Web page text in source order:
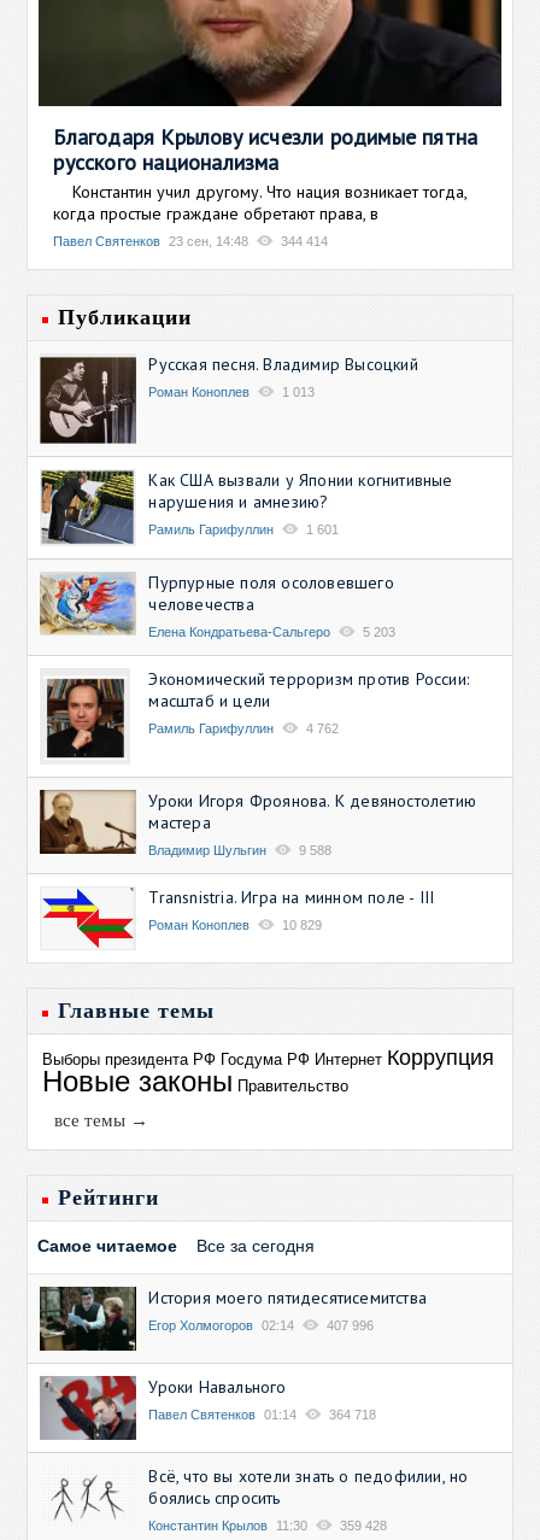
Благодаря Крылову исчезли родимые пятна
русского национализма
Константин учил другому. Что нация возникает тогда,
когда простые граждане обретают права, в
Павел Святенков 23 сен, 14:48 344 414
Публикации
Русская песня. Владимир Высоцкий
Роман Коноплев 1 013
Как США вызвали у Японии когнитивные
нарушения и амнезию?
Рамиль Гарифуллин 1 601
Пурпурные поля осоловевшего
человечества
Елена Кондратьева-Сальгеро 5 203
Экономический терроризм против России:
масштаб и цели
Рамиль Гарифуллин 4 762
Уроки Игоря Фроянова. К девяностолетию
мастера
Владимир Шульгин 9 588
Transnistria. Игра на минном поле - III
Роман Коноплев 10 829
Главные темы
Выборы президента РФ Госдума РФ Интернет Коррупция
Новые законы Правительство
все темы →
Рейтинги
Самое читаемое Все за сегодня
История моего пятидесятисемитства
Егор Холмогоров 02:14 407 996
Уроки Навального
Павел Святенков 01:14 364 718
Всё, что вы хотели знать о педофилии, но
боялись спросить
Константин Крылов 11:30 359 428